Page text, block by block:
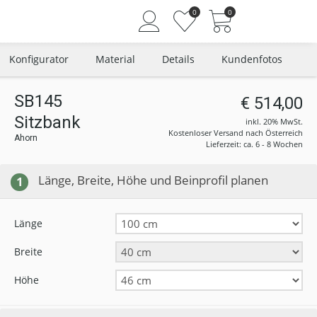
0 0
Konfigurator Material Details Kundenfotos
SB145
Sitzbank
Ahorn
€ 514,00
inkl. 20% MwSt.
Kostenloser Versand nach Österreich
Lieferzeit: ca. 6 - 8 Wochen
1 Länge, Breite, Höhe und Beinprofil planen
Länge
Breite
Höhe